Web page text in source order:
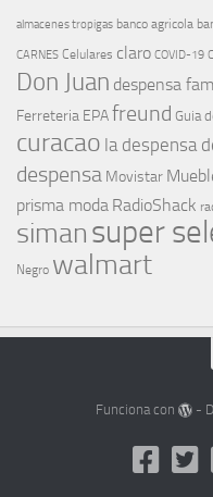
almacenes tropigas banco agricola
CARNES Celulares claro COVID-19
Don Juan despensa
Ferreteria EPAfreund Guia
curacao la despensa
despensa Movistar
prisma moda RadioShack
simansuper
Negro walmart
Funciona con -